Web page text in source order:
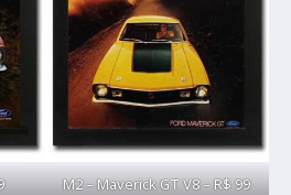
M2 – Maverick GT V8 – R$ 99